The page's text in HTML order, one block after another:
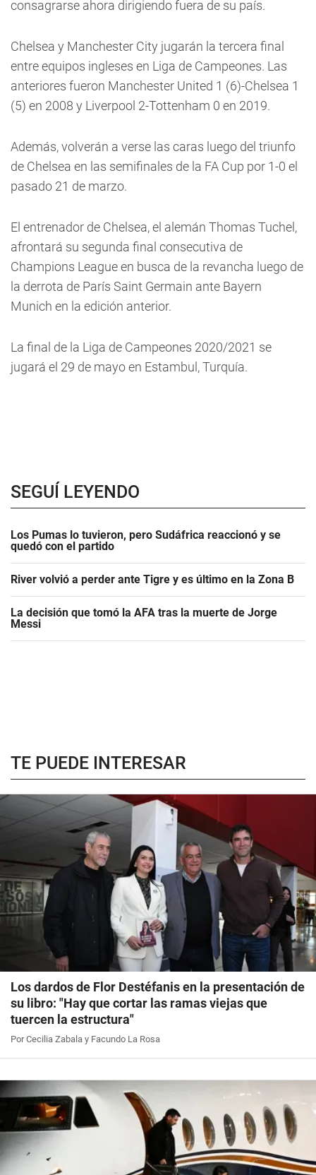
consagrarse ahora dirigiendo fuera de su país.
Chelsea y Manchester City jugarán la tercera final
entre equipos ingleses en Liga de Campeones. Las
anteriores fueron Manchester United 1 (6)-Chelsea 1
(5) en 2008 y Liverpool 2-Tottenham 0 en 2019.
Además, volverán a verse las caras luego del triunfo
de Chelsea en las semifinales de la FA Cup por 1-0 el
pasado 21 de marzo.
El entrenador de Chelsea, el alemán Thomas Tuchel,
afrontará su segunda final consecutiva de
Champions League en busca de la revancha luego de
la derrota de París Saint Germain ante Bayern
Munich en la edición anterior.
La final de la Liga de Campeones 2020/2021 se
jugará el 29 de mayo en Estambul, Turquía.
SEGUÍ LEYENDO
Los Pumas lo tuvieron, pero Sudáfrica reaccionó y se
quedó con el partido
River volvió a perder ante Tigre y es último en la Zona B
La decisión que tomó la AFA tras la muerte de Jorge
Messi
TE PUEDE INTERESAR
Los dardos de Flor Destéfanis en la presentación de
su libro: "Hay que cortar las ramas viejas que
tuercen la estructura"
Por Cecilia Zabala y Facundo La Rosa